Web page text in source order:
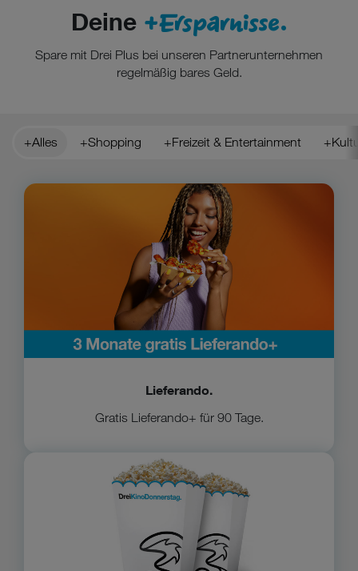
Deine +Ersparnisse.
Spare mit Drei Plus bei unseren Partnerunternehmen
regelmäßig bares Geld.
+Alles +Shopping +Freizeit & Entertainment
Lieferando.
Gratis Lieferando+ für 90 Tage.
Zum KinoDonnerstag